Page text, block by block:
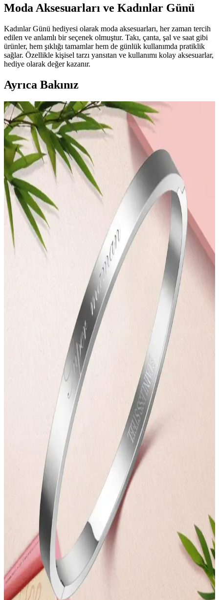
Moda Aksesuarları ve Kadınlar Günü
Kadınlar Günü hediyesi olarak moda aksesuarları, her zaman tercih
edilen ve anlamlı bir seçenek olmuştur. Takı, çanta, şal ve saat gibi
ürünler, hem şıklığı tamamlar hem de günlük kullanımda pratiklik
sağlar. Özellikle kişisel tarzı yansıtan ve kullanımı kolay aksesuarlar,
hediye olarak değer kazanır.
Ayrıca Bakınız
Kadınlar Günü İçin Elektronik ve Cihaz
Aksesuarlarıyla Anlamlı Hediye Seçenekleri
Kadınlar Günü için anlamlı elektronik aksesuarlar ve mesajlar
taşıyan ürünler, hem fonksiyonel hem de duygusal bağları
güçlendiren hediye seçenekleri sunar.
Kadınlar Günü İçin Anlamlı Moda Aksesuar
Seçenekleri ve Hediye Önerileri
Kadınlar Günü için anlamlı ve kullanışlı moda aksesuarları, tarzı
tamamlayan hediye seçenekleri ve trendler hakkında bilgiler içerir.
Kadınlar Günü İçin Moda ve Elektronik Hediye
Seçenekleri ve Trendler
Kadınlar Günü'nde anlamlı hediye seçimleri için moda aksesuarları
ve elektronik gadgetlar arasından en şık ve kullanışlı seçenekleri
keşfedin. Kişisel tarz ve ihtiyaçlara uygun hediye önerileri burada.
Kadınlar Günü İçin Elektronik ve Aksesuar Hediye
Seçenekleri Rehberi
Kadınlar Günü için estetik ve kullanışlı elektronik ürünler ile
aksesuarlar, tarzı tamamlayan ve günlük yaşamı kolaylaştıran
seçenekler sunar. Bu rehberde hediye seçiminde dikkat edilmesi
gerekenler de yer alıyor.
Kadınlar Günü İçin Anlamlı ve Şık Çanta ve
Aksesuar Hediye Seçenekleri
Kadınlar Günü'nde anlamlı hediye arayışında olanlar için şık,
fonksiyonel ve teknolojik özelliklere sahip çanta ve aksesuarlar ideal
seçenekler sunuyor. Güncel tasarımlar ve tarzlara uygun ürünler
Kadınlar Günü İçin Güç ve Zarafet Temalı Bayan
Çantaları Tasarımları
Kadınlar Günü'ne özel tasarlanan bayan çantaları, güç ve zarafeti bir
arada sunuyor. Şık detaylar, dayanıklı materyaller ve fonksiyonellik
ile kadınların kendilerini ifade etmelerine olanak tanıyor.
Kadınlar Günü İçin Teknolojik ve Şık Elektronik
Aksesuar Seçenekleri
Kadınlar Günü için estetik ve fonksiyonel Bluetooth özellikli
aksesuarlar, şık tasarımlar ve kullanışlı teknolojik ürünler ideal
hediye seçenekleri sunar. Modern ve kullanışlı ürünlerle anlamlı bir
hediye verme fırsatı yakalayın.
Kadınlar Günü İçin İlham Verici Mesajlı